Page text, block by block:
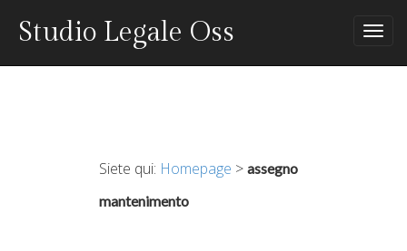
Studio Legale Oss
Siete qui: Homepage > assegno
mantenimento